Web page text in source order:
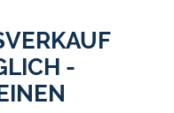
-